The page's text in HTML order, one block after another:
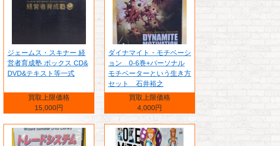
ジェームス・スキナー 経
営者育成塾 ボックス CD&
DVD&テキスト等一式
買取上限価格
15,000円
ダイナマイト・モチベーシ
ョン 0-6巻+パーソナル
モチベーターという生き方
セット 石井裕之
買取上限価格
4,000円